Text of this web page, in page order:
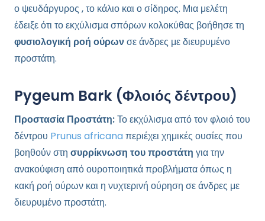
ο ψευδάργυρος , το κάλιο και ο σίδηρος. Μια μελέτη
έδειξε ότι το εκχύλισμα σπόρων κολοκύθας βοήθησε τη
φυσιολογική ροή ούρωνσε άνδρες με διευρυμένο
προστάτη.
Pygeum Bark (Φλοιός δέντρου)
Προστασία Προστάτη:Το εκχύλισμα από τον φλοιό του
δέντρου Prunus africanaπεριέχει χημικές ουσίες που
βοηθούν στη συρρίκνωση του προστάτη για την
ανακούφιση από ουροποιητικά προβλήματα όπως η
κακή ροή ούρων και η νυχτερινή ούρηση σε άνδρες με
διευρυμένο προστάτη.